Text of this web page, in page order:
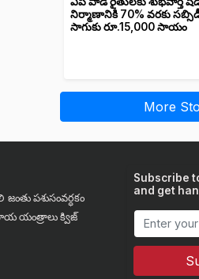
నిర్మాణానికి 70% వరకు
సాగుకు రూ.15,000 సాయం
More
జంతు పశుసంవర్ధకం
యంత్రాలుక్విజ్
Subscribe
and get